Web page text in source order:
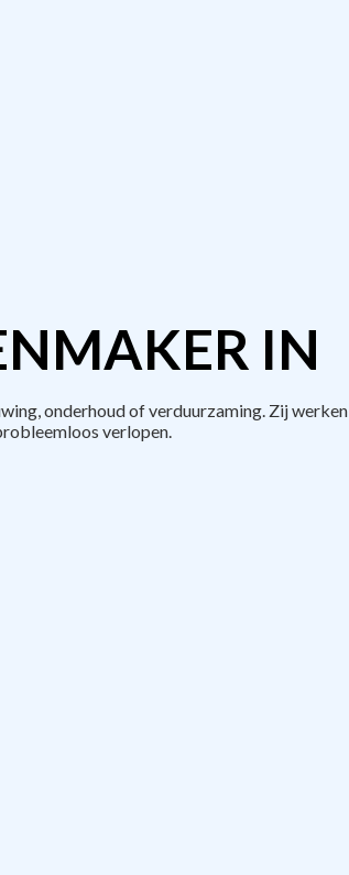
IN
onderhoud of verduurzaming. Zij werken
verlopen.